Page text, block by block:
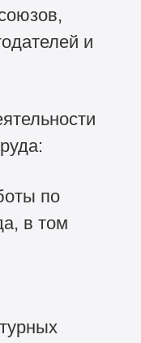
и
по
в том